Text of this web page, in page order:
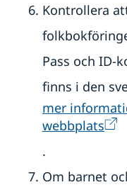
Kontrollera
Pass och ID-
finns i den
mer
webbplats
.
Om barnet